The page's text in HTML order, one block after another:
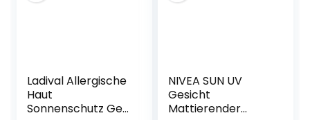
Ladival Allergische
Haut
Sonnenschutz Gel
NIVEA SUN UV
Gesicht
Mattierender